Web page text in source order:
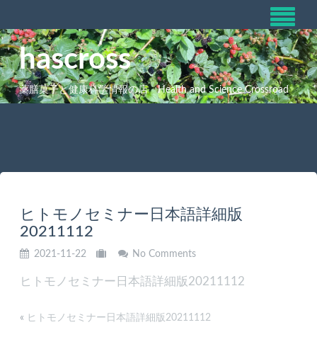
hascross
薬膳菓子と健康科学情報の店 Health and Science Crossroad
ヒトモノセミナー日本語詳細版
20211112
2021-11-22 No Comments
ヒトモノセミナー日本語詳細版20211112
« ヒトモノセミナー日本語詳細版20211112